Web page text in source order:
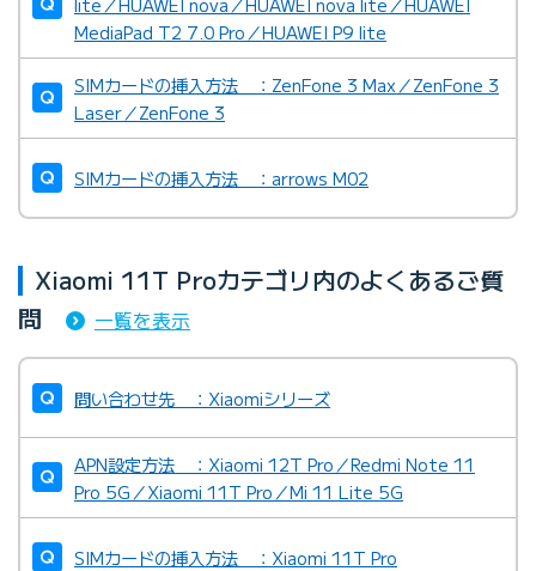
MediaPad T2 7.0 Pro／HUAWEI P9 lite
SIMカードの挿入方法 ：ZenFone 3 Max／ZenFone 3
Laser／ZenFone 3
SIMカードの挿入方法 ：arrows M02
Xiaomi 11T Proカテゴリ内のよくあるご質
問
一覧を表示
問い合わせ先 ：Xiaomiシリーズ
APN設定方法 ：Xiaomi 12T Pro／Redmi Note 11
Pro 5G／Xiaomi 11T Pro／Mi 11 Lite 5G
SIMカードの挿入方法 ：Xiaomi 11T Pro